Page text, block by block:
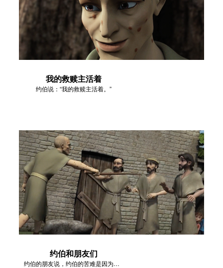
我的救赎主活着
约伯说：“我的救赎主活着。”
约伯和朋友们
约伯的朋友说，约伯的苦难是因为他的罪。